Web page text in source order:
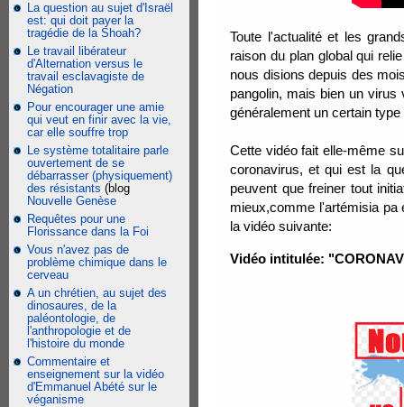
La question au sujet d'Israël
est: qui doit payer la
tragédie de la Shoah?
Le travail libérateur
d'Alternation versus le
travail esclavagiste de
Négation
Pour encourager une amie
qui veut en finir avec la vie,
car elle souffre trop
Le système totalitaire parle
ouvertement de se
débarrasser (physiquement)
des résistants (blog
Nouvelle Genèse
Requêtes pour une
Florissance dans la Foi
Vous n'avez pas de
problème chimique dans le
cerveau
A un chrétien, au sujet des
dinosaures, de la
paléontologie, de
l'anthropologie et de
l'histoire du monde
Commentaire et
enseignement sur la vidéo
d'Emmanuel Abété sur le
véganisme
Toute l'actualité et les
raison du plan global qui
nous disions depuis des
pangolin, mais bien un
généralement un certain
Cette vidéo fait elle-même
coronavirus, et qui est la
peuvent que freiner tout
mieux,comme l'artémisia
la vidéo suivante:
Vidéo intitulée: